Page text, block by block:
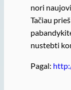
nori
Tačiau
nustebti
Pagal: